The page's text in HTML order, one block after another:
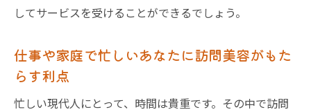
方
報
東京都内訪問美容の料金とサービス比較：失敗
しない選び方
してサービスを受けることができるでしょう。
仕事や家庭で忙しいあなたに訪問美容がもた
らす利点
忙しい現代人にとって、時間は貴重です。その中で訪問